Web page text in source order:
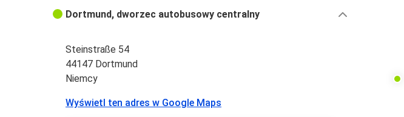
Dortmund, dworzec autobusowy centralny
Steinstraße 54
44147 Dortmund
Niemcy
Wyświetl ten adres w Google Maps